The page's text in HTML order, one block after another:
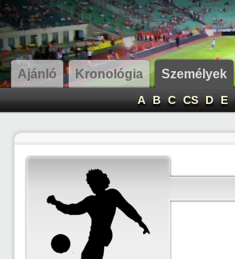
Ajánló Kronológia Személyek
A B C CS D E